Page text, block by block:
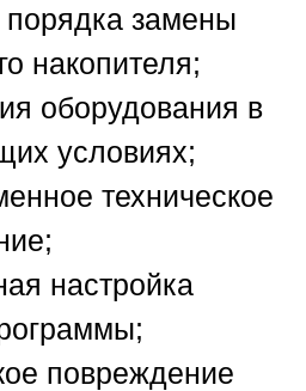
замены
накопителя;
оборудования в
условиях;
техническое
настройка
повреждение